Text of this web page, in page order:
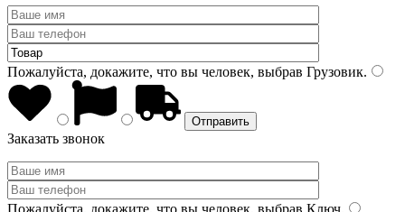
Пожалуйста, докажите, что вы человек, выбрав Грузовик.
Заказать звонок
Пожалуйста, докажите, что вы человек, выбрав Ключ.